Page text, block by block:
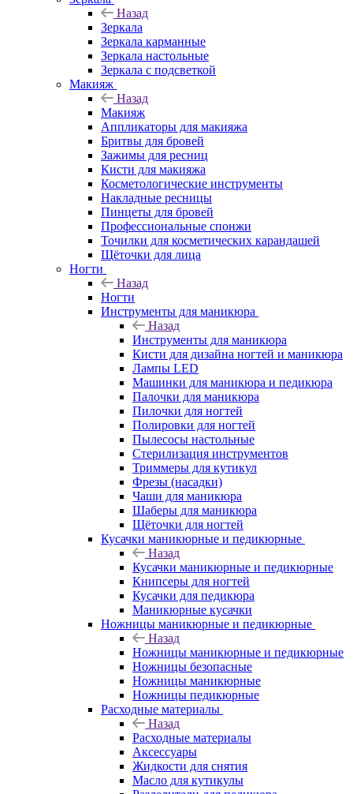
Назад
Зеркала
Зеркала карманные
Зеркала настольные
Зеркала с подсветкой
Макияж
Назад
Макияж
Аппликаторы для макияжа
Бритвы для бровей
Зажимы для ресниц
Кисти для макияжа
Косметологические инструменты
Накладные ресницы
Пинцеты для бровей
Профессиональные спонжи
Точилки для косметических карандашей
Щёточки для лица
Ногти
Назад
Ногти
Инструменты для маникюра
Назад
Инструменты для маникюра
Кисти для дизайна ногтей и маникюра
Лампы LED
Машинки для маникюра и педикюра
Палочки для маникюра
Пилочки для ногтей
Полировки для ногтей
Пылесосы настольные
Стерилизация инструментов
Триммеры для кутикул
Фрезы (насадки)
Чаши для маникюра
Шаберы для маникюра
Щёточки для ногтей
Кусачки маникюрные и педикюрные
Назад
Кусачки маникюрные и педикюрные
Книпсеры для ногтей
Кусачки для педикюра
Маникюрные кусачки
Ножницы маникюрные и педикюрные
Назад
Ножницы маникюрные и педикюрные
Ножницы безопасные
Ножницы маникюрные
Ножницы педикюрные
Расходные материалы
Назад
Расходные материалы
Аксессуары
Жидкости для снятия
Масло для кутикулы